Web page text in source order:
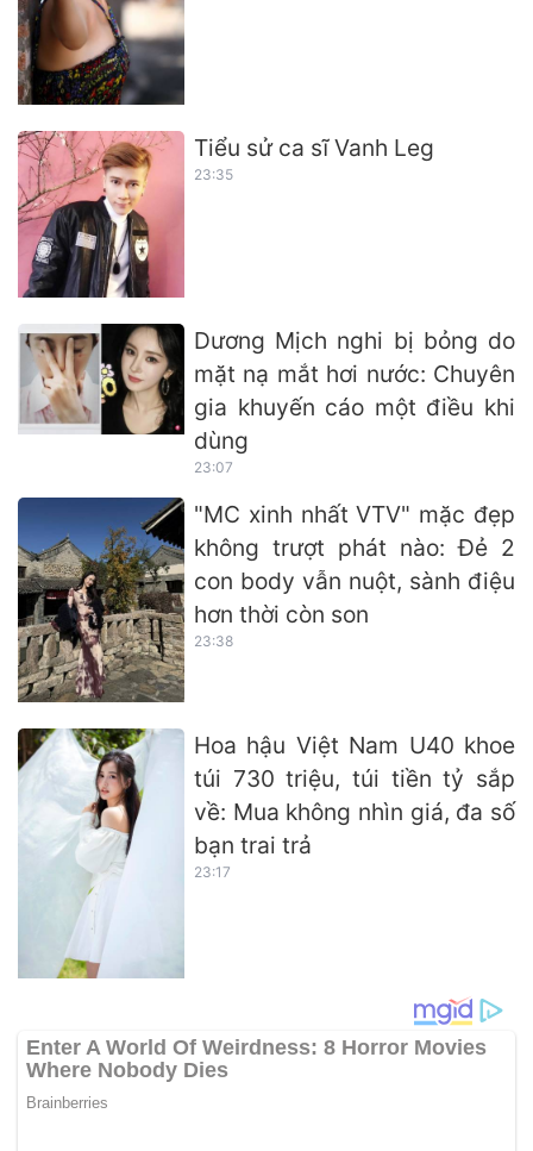
Tiểu sử ca sĩ Vanh Leg
23:35
Dương Mịch nghi bị bỏng do
mặt nạ mắt hơi nước: Chuyên
gia khuyến cáo một điều khi
dùng
23:07
"MC xinh nhất VTV" mặc đẹp
không trượt phát nào: Đẻ 2
con body vẫn nuột, sành điệu
hơn thời còn son
23:38
Hoa hậu Việt Nam U40 khoe
túi 730 triệu, túi tiền tỷ sắp
về: Mua không nhìn giá, đa số
bạn trai trả
23:17